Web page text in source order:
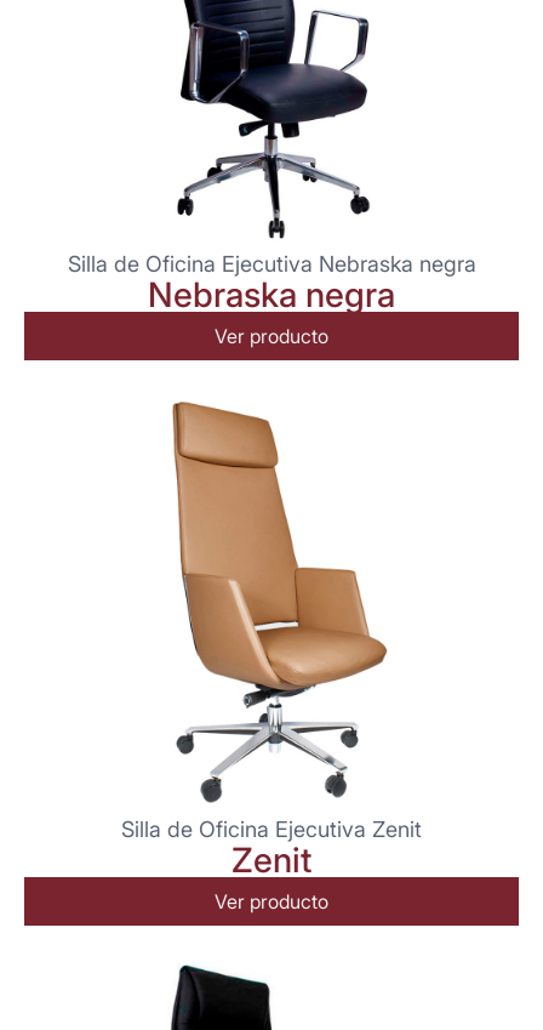
Silla de Oficina Ejecutiva Nebraska negra
Nebraska negra
Ver producto
Silla de Oficina Ejecutiva Zenit
Zenit
Ver producto